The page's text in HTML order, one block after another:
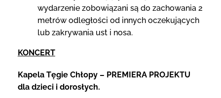
wydarzenie zobowiązani są do zachowania 2
metrów odległości od innych oczekujących
lub zakrywania ust i nosa.
KONCERT
Kapela Tęgie Chłopy – PREMIERA PROJEKTU
dla dzieci i dorosłych.